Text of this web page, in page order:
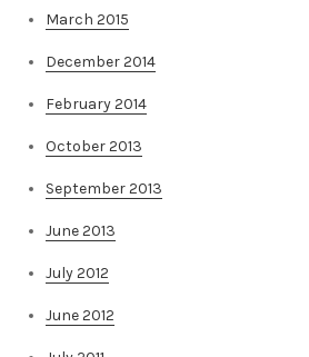
March 2015
December 2014
February 2014
October 2013
September 2013
June 2013
July 2012
June 2012